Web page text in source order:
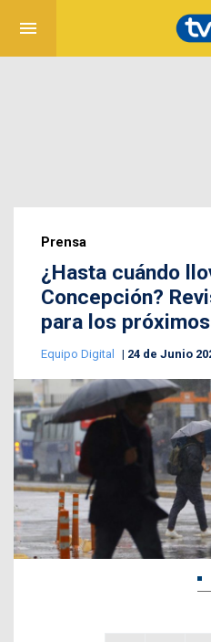
menu
Prensa
¿Hasta cuándo
Concepción?
para los
Equipo Digital 24 de Junio